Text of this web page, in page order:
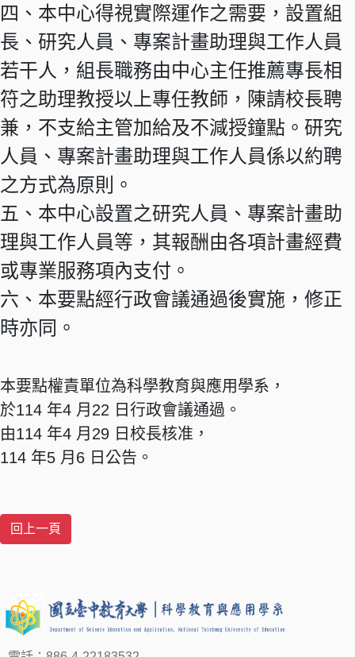
四、本中心得視實際運作之需要，設置組
長、研究人員、專案計畫助理與工作人員
若干人，組長職務由中心主任推薦專長相
符之助理教授以上專任教師，陳請校長聘
兼，不支給主管加給及不減授鐘點。研究
人員、專案計畫助理與工作人員係以約聘
之方式為原則。
五、本中心設置之研究人員、專案計畫助
理與工作人員等，其報酬由各項計畫經費
或專業服務項內支付。
六、本要點經行政會議通過後實施，修正
時亦同。
本要點權責單位為科學教育與應用學系，
於114 年4 月22 日行政會議通過。
由114 年4 月29 日校長核准，
114 年5 月6 日公告。